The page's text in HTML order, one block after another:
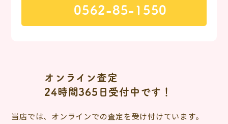
0562-85-1550
オンライン査定
24時間365日受付中です！
当店では、オンラインでの査定を受け付けています。